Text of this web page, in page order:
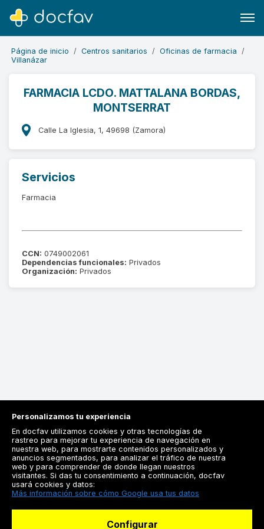
Buscar
Software para clínicas
Soporte
Página de inicio Centros sanitarios
Oficinas de farmacia
Villanázar
FARMACIA LCDO. MATTALANA BORDAS,
MONTSERRAT
Calle La Iglesia, 1, 49698 (Zamora)
Servicios
Farmacia
CCN: 0749002061
Dependencias funcionales: Privados
Organización: Privados
Registrarse
Docfav
Personalizamos tu experiencia
En docfav utilizamos cookies y otras tecnologías de
rastreo para mejorar tu experiencia de navegación en
nuestra web, para mostrarte contenidos personalizados y
anuncios segmentados, para analizar el tráfico de nuestra
web y para comprender de donde llegan nuestros
visitantes. Si das tu consentimiento a continuación, docfav
usará cookies y datos:
Más información sobre cómo Google usa tus datos
Configurar